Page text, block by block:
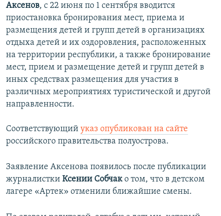
Аксенов, с 22 июня по 1 сентября вводится
приостановка бронирования мест, приема и
размещения детей и групп детей в организациях
отдыха детей и их оздоровления, расположенных
на территории республики, а также бронирование
мест, прием и размещение детей и групп детей в
иных средствах размещения для участия в
различных мероприятиях туристической и другой
направленности.
Соответствующий указ опубликован на сайте
российского правительства полуострова.
Заявление Аксенова появилось после публикации
журналистки Ксении Собчако том, что в детском
лагере «Артек» отменили ближайшие смены.